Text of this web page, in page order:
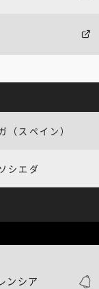
（スペイン）
シエダ
ンシア